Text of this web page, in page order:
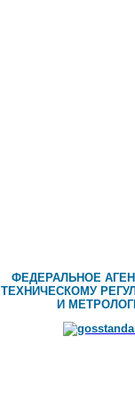
ФЕДЕРАЛЬНОЕ
ТЕХНИЧЕСКОМУ
И